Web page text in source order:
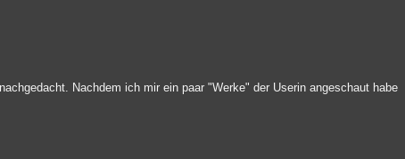
Nachdem ich mir ein paar "Werke" der Userin angeschaut habe